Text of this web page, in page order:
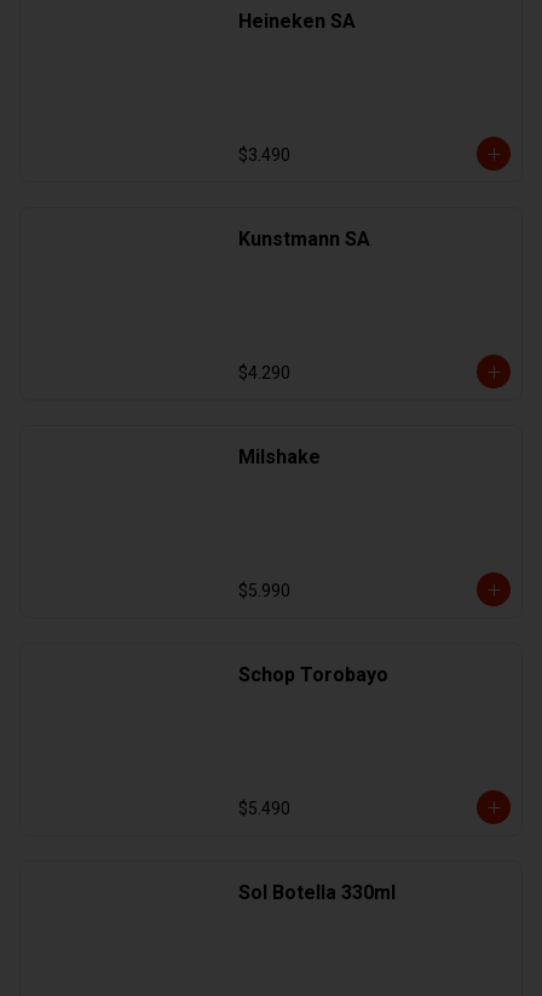
Heineken SA
$3.490
Kunstmann SA
$4.290
Milshake
$5.990
Schop Torobayo
$5.490
Sol Botella 330ml